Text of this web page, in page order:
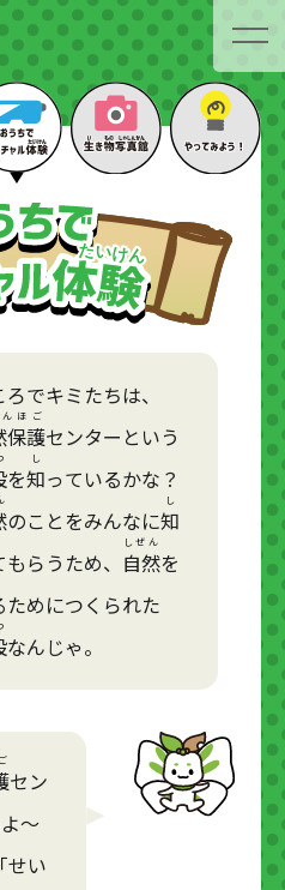
ろでキミたちは、
保護
ほご
センターという
を知
し
っているかな？
のことをみんなに知
し
もらうため、 自然
しぜん
を
ためにつくられた
なんじゃ。
セン
～
せい